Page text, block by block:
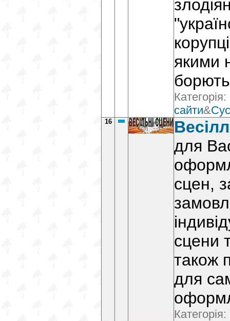
якими
Категорія:
сайти&
16
для
сцен,
сцени
також
для
Категорія: